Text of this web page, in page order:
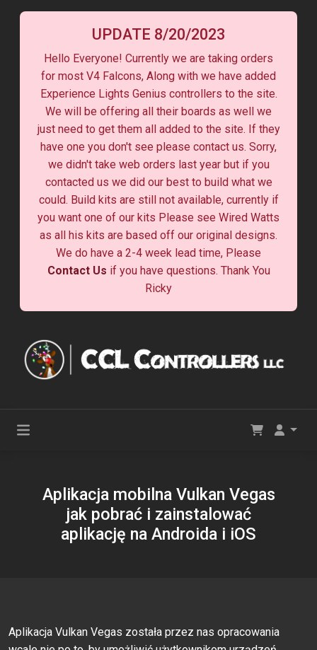
UPDATE 8/20/2023
Hello Everyone! Currently we are taking orders
for most V4 Falcons, Along with we have added
Experience Lights Genius controllers to the site.
We will be offering all their boards as well we
just need to get them all added to the site. If they
have one you don't see please contact us. Sorry,
we didn't take web orders last year but if you
contacted us we did our best to build what we
could. Build kits are still not available, currently if
you want one of our kits Please see Wired Watts
as all his kits are based off our original designs.
We do have a 2-4 week lead time, Please
Contact Us if you have questions. Thank You
Ricky
Арlikасjа mоbilnа Vulkаn Vеgаs
jаk роbrаć i zаinstаlоwаć
арlikасję nа Аndrоidа i iОS
Aplikacja Vulkan Vegas została przez nas opracowania